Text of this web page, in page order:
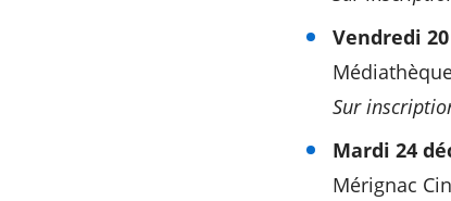
Vendredi
Sur
Mardi 24
Mérignac